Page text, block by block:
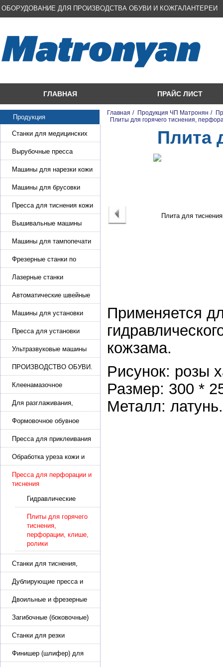
ОБОРУДОВАНИЕ ДЛЯ ПРОИЗВОДСТВА ОБУВИ И КОЖГАЛАНТЕРЕИ
ГЛАВНАЯ ПРАЙС ЛИСТ
Продукция
Станки для медицинских
масок
Вырубочные пресса
Машины для нарезки кожи
и стропы
Машины для брусовки
кожи,меха,поролона
Пресса для тиснения кожи
Вышивальные машины
Машины для тампопечати
Фрезерные станки по
металлу
Лазерные станки
Автоматические швейные
машины с программным
управлением
Машины для установки
жемчуга, бусин, заклепок и
фурнитура
Пресса для установки
фурнитуры: блочка,
люверсы, петля
Ультразвуковые машины
для сварки
ПРОИЗВОДСТВО ОБУВИ.
Машины для изготовления
обуви
Клеенамазочное
оборудование и активаторы
клея
Для разглаживания,
разбивания и герметизации
шва
Формовочное обувное
оборудование
Пресса для приклеивания
подошвы и прибивки
каблука
Обработка уреза кожи и
покрасочные камеры
Пресса для перфорации и
тиснения
Гидравлические
пресса для
перфорации и
тиснения
Плиты для горячего
тиснения,
перфорации, клише,
ролики
Станки для тиснения,
нанесения логотипа и
нумераторы
Дублирующие пресса и
утюги для разглаживания
кожи
Двоильные и фрезерные
машины для слоения и
фрезерования кожи
Загибочные (боковочные)
машины для стельки,
кошельков, сумок
Станки для резки
кожи.Станки для резки
стропы
Финишер (шлифер) для
обуви
Главная / Продукция ЧП Матронян /
Плиты для горячего тиснения,
Плита
Применяется
кожзама.
Рисунок: розы
Размер: 300 *
Металл: латунь.